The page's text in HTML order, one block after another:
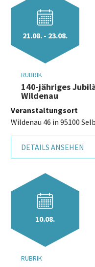
21.08. - 23.08.
RUBRIK
140-jähriges
Wildenau
Veranstaltungsort
Wildenau 46 in 95100 Selb
DETAILS ANSEHEN
10.08.
RUBRIK